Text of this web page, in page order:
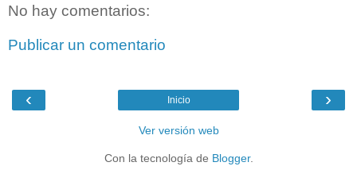
No hay comentarios:
Publicar un comentario
‹ ›
Inicio
Ver versión web
Con la tecnología de Blogger.